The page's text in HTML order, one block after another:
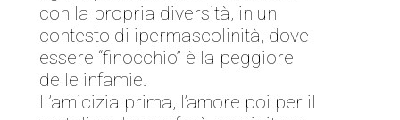
con la propria diversità, in un
contesto di ipermascolinità, dove
essere “finocchio” è la peggiore
delle infamie.
L’amicizia prima, l’amore poi per il